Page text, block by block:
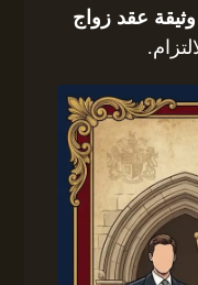
عقد زواج